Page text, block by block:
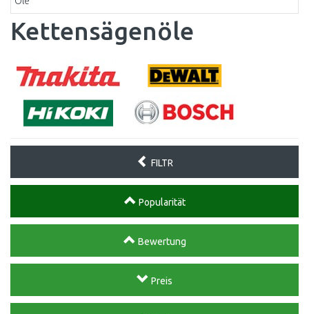
Kettensägenöle
FILTR
Popularität
Bewertung
Preis